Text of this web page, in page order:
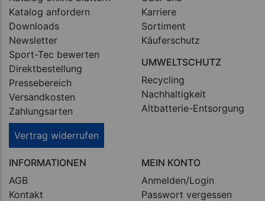
Katalog anfordern
Downloads
Newsletter
Sport-Tec bewerten
Direktbestellung
Pressebereich
Versandkosten
Zahlungsarten
Vertrag widerrufen
Karriere
Sortiment
Käuferschutz
UMWELTSCHUTZ
Recycling
Nachhaltigkeit
Altbatterie-Entsorgung
INFORMATIONEN
AGB
Kontakt
MEIN KONTO
Anmelden/Login
Passwort vergessen